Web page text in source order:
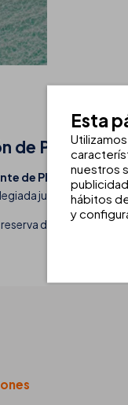
de Playa de
de Playa de Palma
junto a los
directamente en
Esta
nuestros
hábitos
y